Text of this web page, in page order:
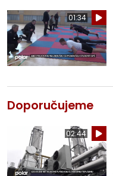
01:34
Doporučujeme
02:44